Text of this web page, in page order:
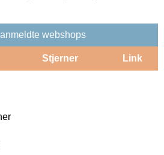
webshops
Stjerner Link